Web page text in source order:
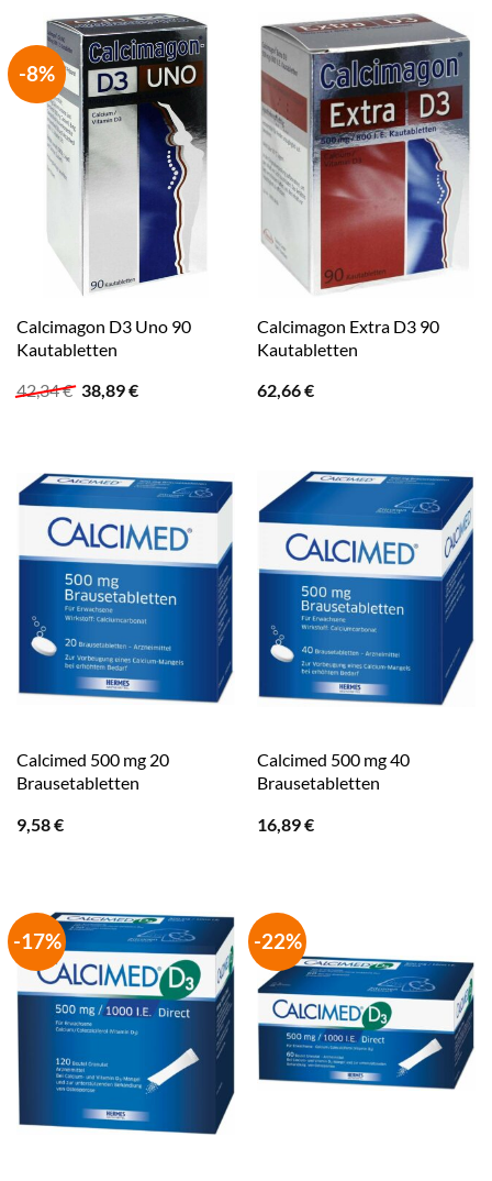
-8%
Calcimagon D3 Uno 90
Kautabletten
42,34€ Ursprünglicher
Preis
38,89€Aktueller
Calcimagon Extra D3 90
Kautabletten
62,66€
Calcimed 500 mg 20
Brausetabletten
9,58€
Calcimed 500 mg 40
Brausetabletten
16,89€
-17% -22%